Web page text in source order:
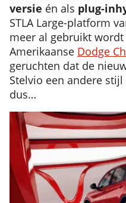
versie én als plug-
STLA Large-platform
meer al gebruikt
Amerikaanse Dodge
geruchten dat de
Stelvio een andere
dus…